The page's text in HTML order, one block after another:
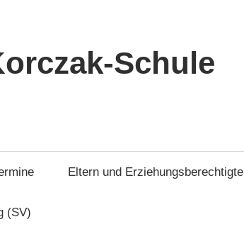
Schule
Eltern und Erziehungsberechtigte
(SV)